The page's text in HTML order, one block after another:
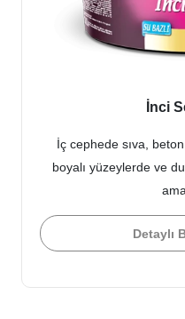
İnci
İç cephede sıva,
boyalı yüzeylerde ve
Detaylı